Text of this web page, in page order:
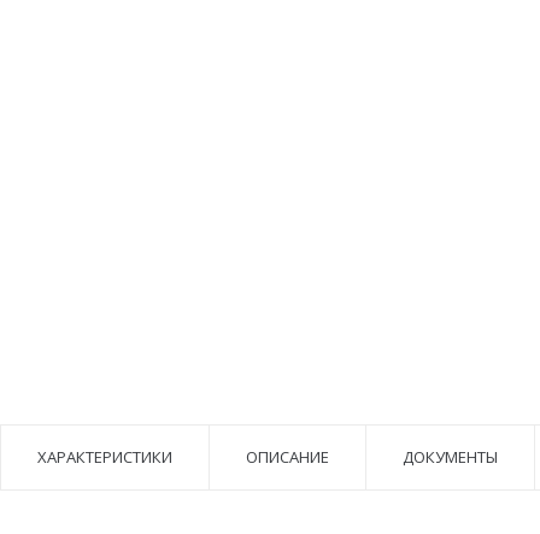
ХАРАКТЕРИСТИКИ ОПИСАНИЕ ДОКУМЕНТЫ